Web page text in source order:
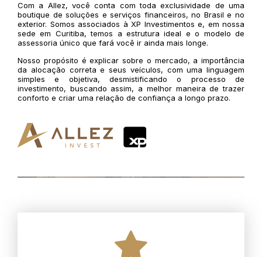
Com a Allez, você conta com toda exclusividade de uma
boutique de soluções e serviços financeiros, no Brasil e no
exterior. Somos associados à XP Investimentos e, em nossa
sede em Curitiba, temos a estrutura ideal e o modelo de
assessoria único que fará você ir ainda mais longe.
Nosso propósito é explicar sobre o mercado, a importância
da alocação correta e seus veículos, com uma linguagem
simples e objetiva, desmistificando o processo de
investimento, buscando assim, a melhor maneira de trazer
conforto e criar uma relação de confiança a longo prazo.